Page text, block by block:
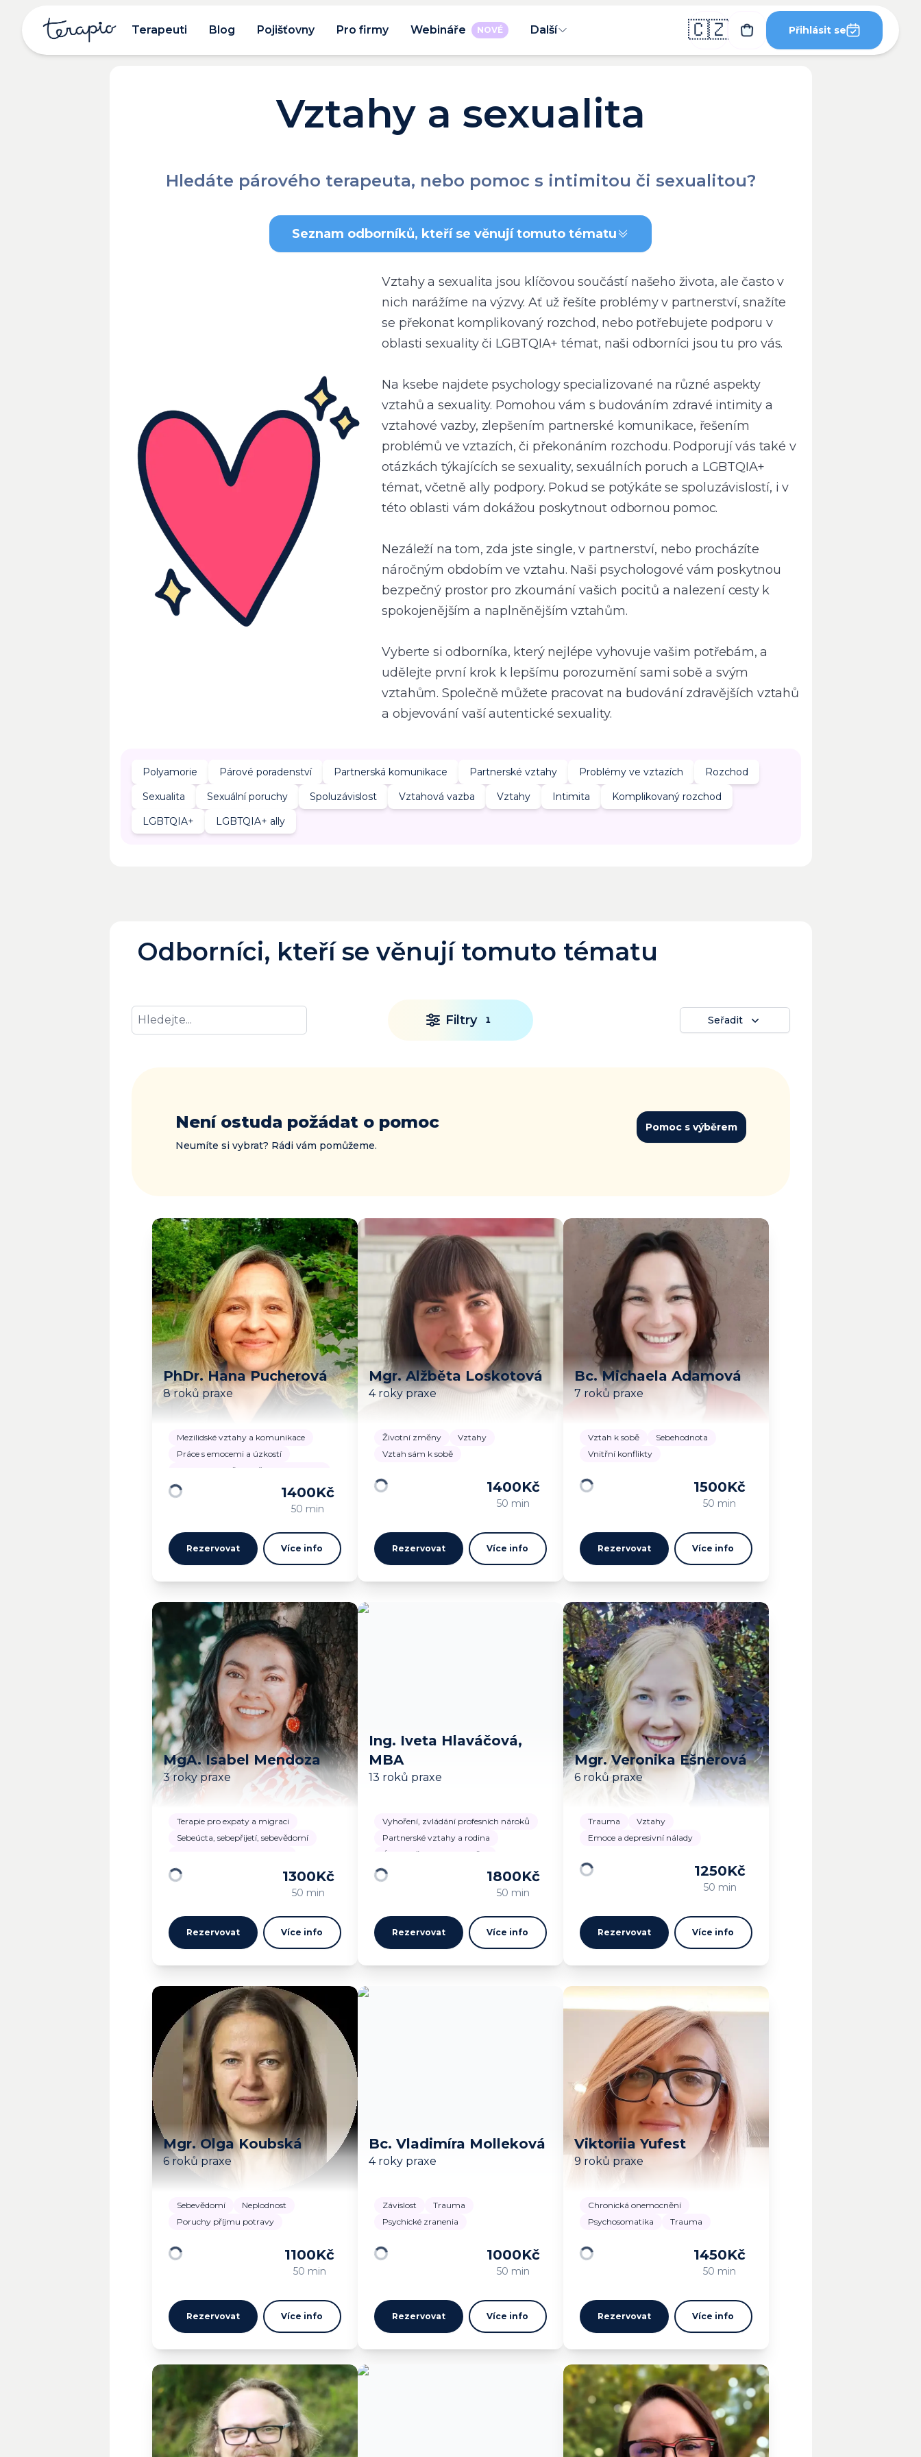
Terapeuti Blog Pojišťovny Pro firmy Webináře NOVÉ Další 🇨🇿 Přihlásit se
Vztahy a sexualita
Hledáte párového terapeuta, nebo pomoc s intimitou či sexualitou?
Seznam odborníků, kteří se věnují tomuto tématu
Vztahy a sexualita jsou klíčovou součástí našeho života, ale často v
nich narážíme na výzvy. Ať už řešíte problémy v partnerství, snažíte
se překonat komplikovaný rozchod, nebo potřebujete podporu v
oblasti sexuality či LGBTQIA+ témat, naši odborníci jsou tu pro vás.
Na ksebe najdete psychology specializované na různé aspekty
vztahů a sexuality. Pomohou vám s budováním zdravé intimity a
vztahové vazby, zlepšením partnerské komunikace, řešením
problémů ve vztazích, či překonáním rozchodu. Podporují vás také v
otázkách týkajících se sexuality, sexuálních poruch a LGBTQIA+
témat, včetně ally podpory. Pokud se potýkáte se spoluzávislostí, i v
této oblasti vám dokážou poskytnout odbornou pomoc.
Nezáleží na tom, zda jste single, v partnerství, nebo procházíte
náročným obdobím ve vztahu. Naši psychologové vám poskytnou
bezpečný prostor pro zkoumání vašich pocitů a nalezení cesty k
spokojenějším a naplněnějším vztahům.
Vyberte si odborníka, který nejlépe vyhovuje vašim potřebám, a
udělejte první krok k lepšímu porozumění sami sobě a svým
vztahům. Společně můžete pracovat na budování zdravějších vztahů
a objevování vaší autentické sexuality.
Polyamorie Párové poradenství Partnerská komunikace Partnerské vztahy Problémy ve vztazích
Rozchod
Sexualita
Sexuální poruchy Spoluzávislost Vztahová vazba Vztahy Intimita
Komplikovaný rozchod
LGBTQIA+
LGBTQIA+ ally
Odborníci, kteří se věnují tomuto tématu
Filtry 1 Seřadit
Není ostuda požádat o pomoc
Neumíte si vybrat? Rádi vám pomůžeme.
Pomoc s výběrem
PhDr. Hana Pucherová
8 roků praxe
Mezilidské vztahy a komunikace
Práce s emocemi a úzkostí
Zvládání náročných životních situací
1400Kč
50 min
Rezervovat Více info
Mgr. Alžběta Loskotová
4 roky praxe
Životní změny
Vztahy
Vztah sám k sobě
1400Kč
50 min
Rezervovat Více info
Bc. Michaela Adamová
7 roků praxe
Vztah k sobě
Sebehodnota
Vnitřní konflikty
1500Kč
50 min
Rezervovat Více info
MgA. Isabel Mendoza
3 roky praxe
Terapie pro expaty a migraci
Sebeúcta, sebepřijetí, sebevědomí
1300Kč
50 min
Rezervovat Více info
Ing. Iveta Hlaváčová,
MBA
13 roků praxe
Vyhoření, zvládání profesních nároků
Partnerské vztahy a rodina
Úzkostně depresivní ladění
1800Kč
50 min
Rezervovat Více info
Mgr. Veronika Ešnerová
6 roků praxe
Trauma
Vztahy
Emoce a depresivní nálady
1250Kč
50 min
Rezervovat Více info
Mgr. Olga Koubská
6 roků praxe
Sebevědomí
Neplodnost
Poruchy příjmu potravy
1100Kč
50 min
Rezervovat Více info
Bc. Vladimíra Molleková
4 roky praxe
Závislost
Trauma
Psychické zranenia
1000Kč
50 min
Rezervovat Více info
Viktoriia Yufest
9 roků praxe
Chronická onemocnění
Psychosomatika
Trauma
1450Kč
50 min
Rezervovat Více info